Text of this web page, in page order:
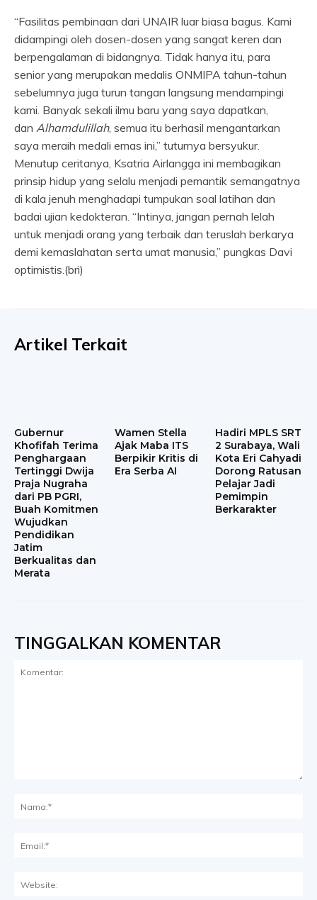
“Fasilitas pembinaan dari UNAIR luar biasa bagus. Kami
didampingi oleh dosen-dosen yang sangat keren dan
berpengalaman di bidangnya. Tidak hanya itu, para
senior yang merupakan medalis ONMIPA tahun-tahun
sebelumnya juga turun tangan langsung mendampingi
kami. Banyak sekali ilmu baru yang saya dapatkan,
dan Alhamdulillah, semua itu berhasil mengantarkan
saya meraih medali emas ini,” tuturnya bersyukur.
Menutup ceritanya, Ksatria Airlangga ini membagikan
prinsip hidup yang selalu menjadi pemantik semangatnya
di kala jenuh menghadapi tumpukan soal latihan dan
badai ujian kedokteran. “Intinya, jangan pernah lelah
untuk menjadi orang yang terbaik dan teruslah berkarya
demi kemaslahatan serta umat manusia,” pungkas Davi
optimistis.(bri)
Artikel Terkait
Gubernur
Khofifah Terima
Penghargaan
Tertinggi Dwija
Praja Nugraha
dari PB PGRI,
Buah Komitmen
Wujudkan
Pendidikan
Jatim
Berkualitas dan
Merata
Wamen Stella
Ajak Maba ITS
Berpikir Kritis di
Era Serba AI
Hadiri MPLS SRT
2 Surabaya, Wali
Kota Eri Cahyadi
Dorong Ratusan
Pelajar Jadi
Pemimpin
Berkarakter
TINGGALKAN KOMENTAR